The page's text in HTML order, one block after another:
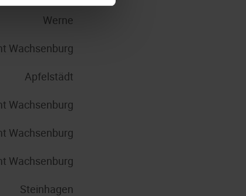
Werne
Wachsenburg
Apfelstädt
Wachsenburg
Wachsenburg
Wachsenburg
Steinhagen